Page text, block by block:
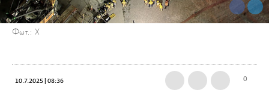
Φωτ.: Χ
10.7.2025 | 08:36 0